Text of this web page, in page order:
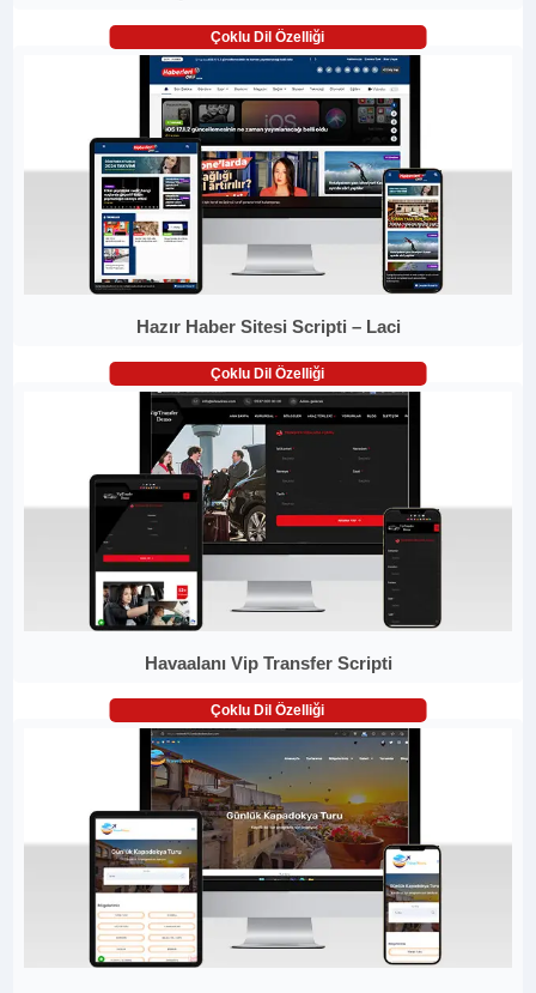
Çoklu Dil Özelliği
Hazır Haber Sitesi Scripti – Laci
Çoklu Dil Özelliği
Havaalanı Vip Transfer Scripti
Çoklu Dil Özelliği